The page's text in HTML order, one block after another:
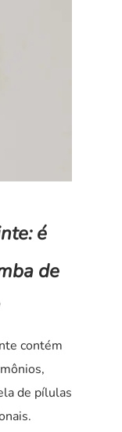
é
de
contém
de pílulas